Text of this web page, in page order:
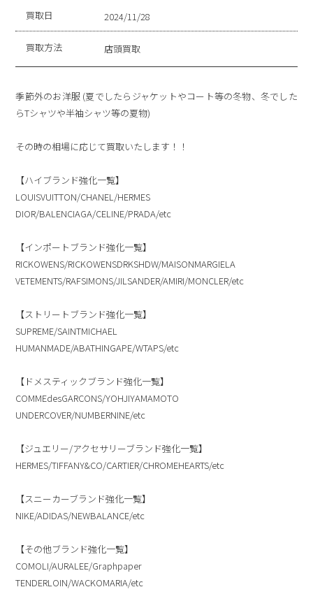
買取日 2024/11/28
買取方法 店頭買取
季節外のお洋服 (夏でしたらジャケットやコート等の冬物、冬でした
らTシャツや半袖シャツ等の夏物)
その時の相場に応じて買取いたします！！
【ハイブランド強化一覧】
LOUISVUITTON/CHANEL/HERMES
DIOR/BALENCIAGA/CELINE/PRADA/etc
【インポートブランド強化一覧】
RICKOWENS/RICKOWENSDRKSHDW/MAISONMARGIELA
VETEMENTS/RAFSIMONS/JILSANDER/AMIRI/MONCLER/etc
【ストリートブランド強化一覧】
SUPREME/SAINTMICHAEL
HUMANMADE/ABATHINGAPE/WTAPS/etc
【ドメスティックブランド強化一覧】
COMMEdesGARCONS/YOHJIYAMAMOTO
UNDERCOVER/NUMBERNINE/etc
【ジュエリー/アクセサリーブランド強化一覧】
HERMES/TIFFANY&CO/CARTIER/CHROMEHEARTS/etc
【スニーカーブランド強化一覧】
NIKE/ADIDAS/NEWBALANCE/etc
【その他ブランド強化一覧】
COMOLI/AURALEE/Graphpaper
TENDERLOIN/WACKOMARIA/etc